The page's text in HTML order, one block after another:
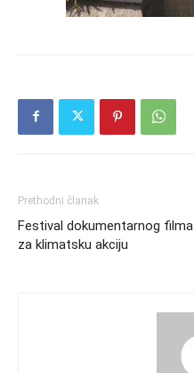
Prethodni članak
Festival dokumentarnog filma
za klimatsku akciju